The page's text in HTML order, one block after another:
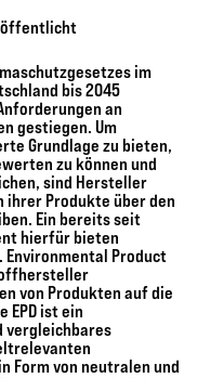
im
bis 2045
an
gestiegen. Um
Grundlage zu bieten,
zu können und
sind Hersteller
Produkte über den
Ein bereits seit
hierfür bieten
Product
von Produkten auf die
EPD ist ein
vergleichbares
Form von neutralen und